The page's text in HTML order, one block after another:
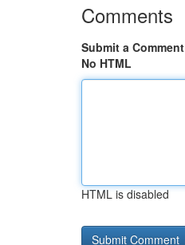
Comments
Submit a Comment
No HTML
HTML is disabled